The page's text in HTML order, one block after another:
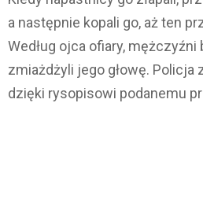
a następnie kopali go, aż ten
Według ojca ofiary, mężczyźni
zmiażdżyli jego głowę. Policja
dzięki rysopisowi podanemu